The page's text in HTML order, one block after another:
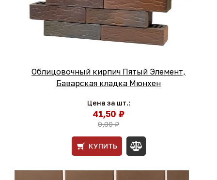
Облицовочный кирпич Пятый Элемент,
Баварская кладка Мюнхен
Цена за шт.:
41,50 ₽
0,00 ₽
КУПИТЬ